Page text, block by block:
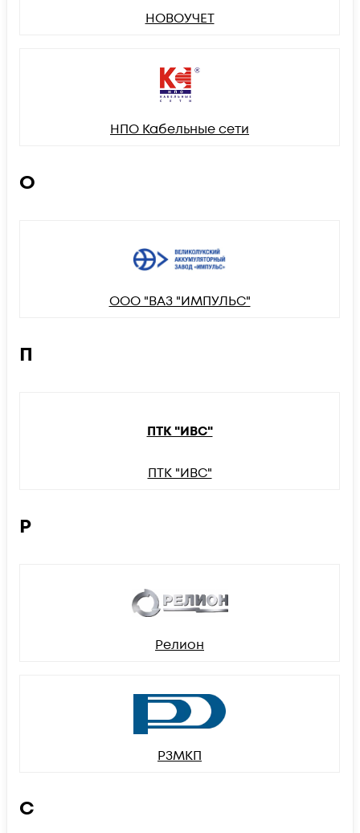
НОВОУЧЕТ
НПО Кабельные сети
О
ООО "ВАЗ "ИМПУЛЬС"
П
ПТК "ИВС"
ПТК "ИВС"
Р
Релион
РЗМКП
С